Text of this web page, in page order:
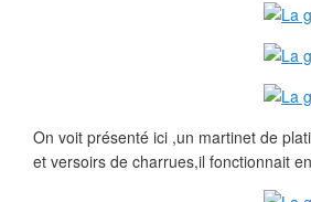
On voit présenté ici ,un martinet de
et versoirs de charrues,il fonctionnait